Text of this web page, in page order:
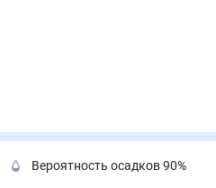
Вероятность осадков 90%